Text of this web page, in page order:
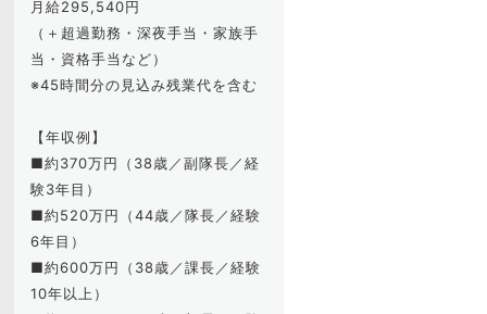
月給295,540円
（＋超過勤務・深夜手当・家族手
当・資格手当など）
※45時間分の見込み残業代を含む
【年収例】
■約370万円（38歳／副隊長／経
験3年目）
■約520万円（44歳／隊長／経験
6年目）
■約600万円（38歳／課長／経験
10年以上）